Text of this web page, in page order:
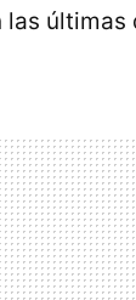
últimas